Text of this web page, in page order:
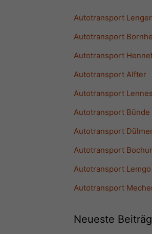
Autotransport
Autotransport
Autotransport
Autotransport Alfter
Autotransport
Autotransport Bünde
Autotransport
Autotransport
Autotransport Lemgo
Autotransport
Neueste